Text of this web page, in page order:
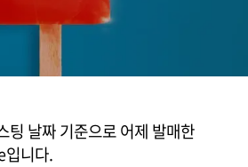
팅 날짜 기준으로 어제 발매한
니다.